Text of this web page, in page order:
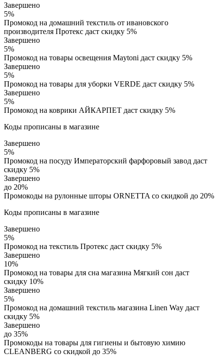
Завершено
5%
Промокод на домашний текстиль от ивановского
производителя Протекс даст скидку 5%
Завершено
5%
Промокод на товары освещения Maytoni даст скидку 5%
Завершено
5%
Промокод на товары для уборки VERDE даст скидку 5%
Завершено
5%
Промокод на коврики АЙКАРПЕТ даст скидку 5%
Коды прописаны в магазине
Завершено
5%
Промокод на посуду Императорский фарфоровый завод даст
скидку 5%
Завершено
до 20%
Промокоды на рулонные шторы ORNETTA со скидкой до 20%
Коды прописаны в магазине
Завершено
5%
Промокод на текстиль Протекс даст скидку 5%
Завершено
10%
Промокод на товары для сна магазина Мягкий сон даст
скидку 10%
Завершено
5%
Промокод на домашний текстиль магазина Linen Way даст
скидку 5%
Завершено
до 35%
Промокоды на товары для гигиены и бытовую химию
CLEANBERG со скидкой до 35%